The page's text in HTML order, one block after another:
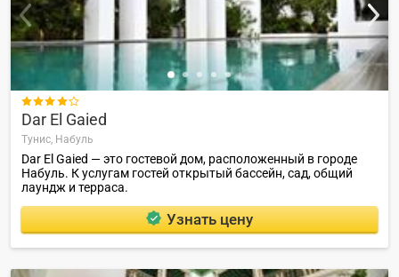

Dar El Gaied
Тунис, Набуль
Dar El Gaied — это гостевой дом, расположенный в городе
Набуль. К услугам гостей открытый бассейн, сад, общий
лаундж и терраса.
Узнать цену